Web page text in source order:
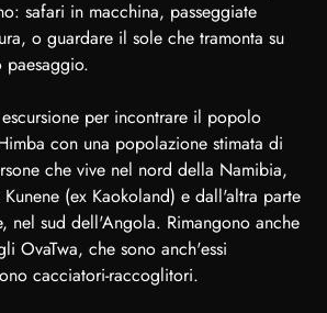
safari in macchina, passeggiate
o guardare il sole che tramonta su
per incontrare il popolo
con una popolazione stimata di
che vive nel nord della Namibia,
(ex Kaokoland) e dall'altra parte
nel sud dell'Angola. Rimangono anche
OvaTwa, che sono anch'essi
cacciatori-raccoglitori.